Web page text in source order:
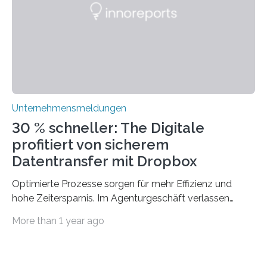
traditionelle Geschäftsprozesse in vielerlei Hinsicht
Unternehmensmeldungen
30 % schneller: The Digitale
profitiert von sicherem
Datentransfer mit Dropbox
Optimierte Prozesse sorgen für mehr Effizienz und
hohe Zeitersparnis. Im Agenturgeschäft verlassen
machen sich auf den Weg zu Kunden oder Partnern.
More than 1 year ago